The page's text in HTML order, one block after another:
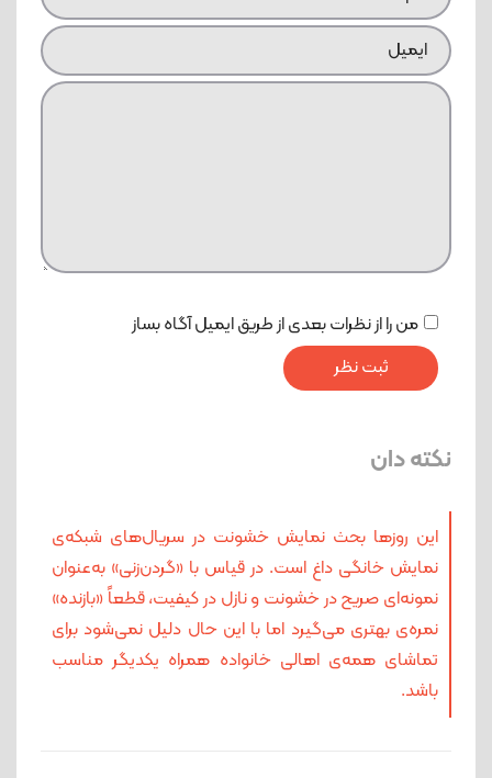
من را از نظرات بعدی از طریق ایمیل آگاه بساز
نکته دان
این روزها بحث نمایش خشونت در سریال‌های شبکه‌ی
نمایش خانگی داغ است. در قیاس با «گردن‌زنی» به‌عنوان
نمونه‌ای صریح در خشونت و نازل در کیفیت، قطعاً «بازنده»
نمره‌ی بهتری می‌گیرد اما با این حال دلیل نمی‌شود برای
تماشای همه‌ی اهالی خانواده همراه یکدیگر مناسب
باشد.